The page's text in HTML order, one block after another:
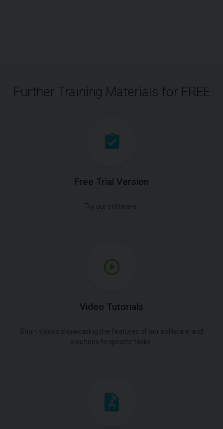
Further Training Materials for FREE
Free Trial Version
Try our software.
Video Tutorials
Short videos showcasing the features of our software and
solutions to specific tasks.